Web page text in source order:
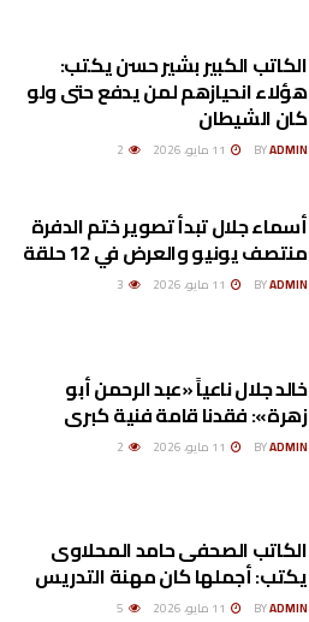
الكاتب الكبير بشير حسن يكتب:
هؤلاء انحيازهم لمن يدفع حتى ولو
كان الشيطان
BYADMIN
أسماء جلال تبدأ تصوير ختم الدفرة
منتصف يونيو والعرض في 12 حلقة
BYADMIN
خالد جلال ناعياً «عبد الرحمن أبو
زهرة»: فقدنا قامة فنية كبرى
BYADMIN
الكاتب الصحفى حامد المحلاوى
يكتب: أجملها كان مهنة التدريس
BYADMIN